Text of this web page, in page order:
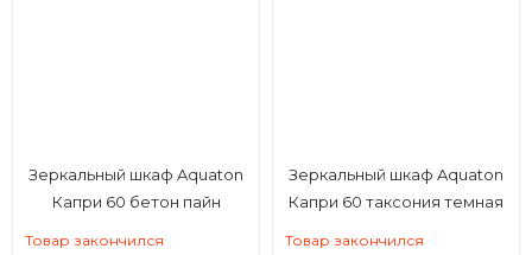
Зеркальный шкаф Aquaton
Капри 60 бетон пайн
Товар закончился
Зеркальный шкаф Aquaton
Капри 60 таксония темная
Товар закончился